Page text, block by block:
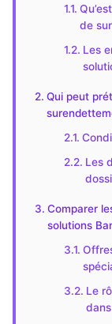
de
Les
Qui peut
Les
Comparer
solutions
Le